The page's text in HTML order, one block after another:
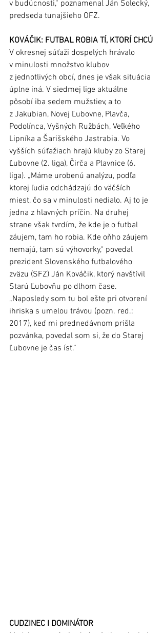
v budúcnosti,“ poznamenal Ján Solecký,
predseda tunajšieho OFZ.
KOVÁČIK: FUTBAL ROBIA TÍ, KTORÍ CHCÚ
V okresnej súťaži dospelých hrávalo
v minulosti množstvo klubov
z jednotlivých obcí, dnes je však situácia
úplne iná. V siedmej lige aktuálne
pôsobí iba sedem mužstiev, a to
z Jakubian, Novej Ľubovne, Plavča,
Podolínca, Vyšných Ružbách, Veľkého
Lipníka a Šarišského Jastrabia. Vo
vyšších súťažiach hrajú kluby zo Starej
Ľubovne (2. liga), Čirča a Plavnice (6.
liga). „Máme urobenú analýzu, podľa
ktorej ľudia odchádzajú do väčších
miest, čo sa v minulosti nedialo. Aj to je
jedna z hlavných príčin. Na druhej
strane však tvrdím, že kde je o futbal
záujem, tam ho robia. Kde oňho záujem
nemajú, tam sú výhovorky,“ povedal
prezident Slovenského futbalového
zväzu (SFZ) Ján Kováčik, ktorý navštívil
Starú Ľubovňu po dlhom čase.
„Naposledy som tu bol ešte pri otvorení
ihriska s umelou trávou (pozn. red.:
2017), keď mi prednedávnom prišla
pozvánka, povedal som si, že do Starej
Ľubovne je čas ísť.“
CUDZINEC I DOMINÁTOR